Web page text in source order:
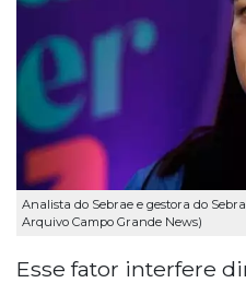
Analista do Sebrae e gestora do
Arquivo Campo Grande News)
Esse fator interfere